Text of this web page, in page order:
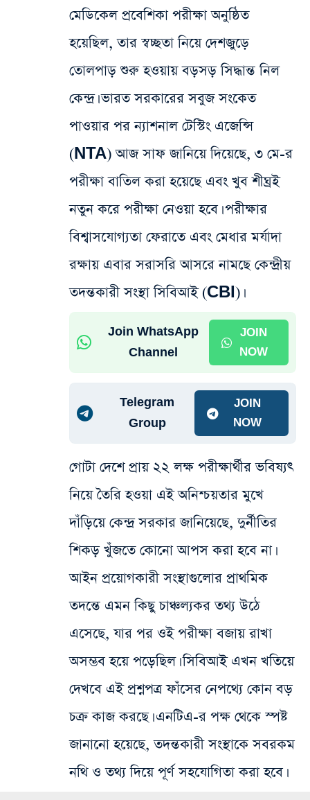
মেডিকেল প্রবেশিকা পরীক্ষা অনুষ্ঠিত
হয়েছিল, তার স্বচ্ছতা নিয়ে দেশজুড়ে
তোলপাড় শুরু হওয়ায় বড়সড় সিদ্ধান্ত নিল
কেন্দ্র। ভারত সরকারের সবুজ সংকেত
পাওয়ার পর ন্যাশনাল টেস্টিং এজেন্সি
(NTA) আজ সাফ জানিয়ে দিয়েছে, ৩ মে-র
পরীক্ষা বাতিল করা হয়েছে এবং খুব শীঘ্রই
নতুন করে পরীক্ষা নেওয়া হবে। পরীক্ষার
বিশ্বাসযোগ্যতা ফেরাতে এবং মেধার মর্যাদা
রক্ষায় এবার সরাসরি আসরে নামছে কেন্দ্রীয়
তদন্তকারী সংস্থা সিবিআই (CBI)।
Join WhatsApp
Channel
JOIN
NOW
Telegram
Group
JOIN
NOW
গোটা দেশে প্রায় ২২ লক্ষ পরীক্ষার্থীর ভবিষ্যৎ
নিয়ে তৈরি হওয়া এই অনিশ্চয়তার মুখে
দাঁড়িয়ে কেন্দ্র সরকার জানিয়েছে, দুর্নীতির
শিকড় খুঁজতে কোনো আপস করা হবে না।
আইন প্রয়োগকারী সংস্থাগুলোর প্রাথমিক
তদন্তে এমন কিছু চাঞ্চল্যকর তথ্য উঠে
এসেছে, যার পর ওই পরীক্ষা বজায় রাখা
অসম্ভব হয়ে পড়েছিল। সিবিআই এখন খতিয়ে
দেখবে এই প্রশ্নপত্র ফাঁসের নেপথ্যে কোন বড়
চক্র কাজ করছে। এনটিএ-র পক্ষ থেকে স্পষ্ট
জানানো হয়েছে, তদন্তকারী সংস্থাকে সবরকম
নথি ও তথ্য দিয়ে পূর্ণ সহযোগিতা করা হবে।